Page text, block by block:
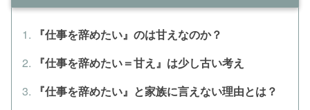
『仕事を辞めたい』のは甘えなのか？
『仕事を辞めたい＝甘え』は少し古い考え
『仕事を辞めたい』と家族に言えない理由とは？